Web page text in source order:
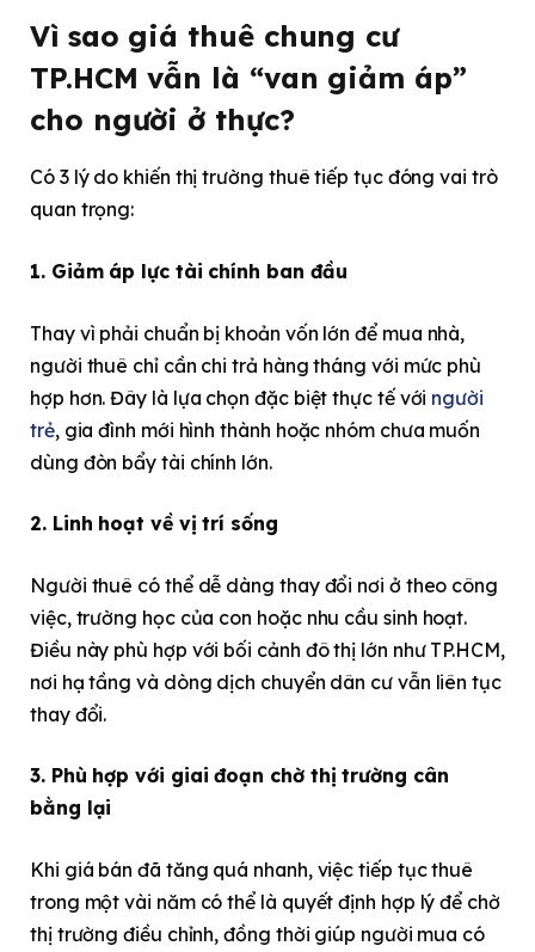
Vì sao giá thuê chung cư
TP.HCM vẫn là “van giảm áp”
cho người ở thực?
Có 3 lý do khiến thị trường thuê tiếp tục đóng vai trò
quan trọng:
1. Giảm áp lực tài chính ban đầu
Thay vì phải chuẩn bị khoản vốn lớn để mua nhà,
người thuê chỉ cần chi trả hàng tháng với mức phù
hợp hơn. Đây là lựa chọn đặc biệt thực tế với người
trẻ, gia đình mới hình thành hoặc nhóm chưa muốn
dùng đòn bẩy tài chính lớn.
2. Linh hoạt về vị trí sống
Người thuê có thể dễ dàng thay đổi nơi ở theo công
việc, trường học của con hoặc nhu cầu sinh hoạt.
Điều này phù hợp với bối cảnh đô thị lớn như TP.HCM,
nơi hạ tầng và dòng dịch chuyển dân cư vẫn liên tục
thay đổi.
3. Phù hợp với giai đoạn chờ thị trường cân
bằng lại
Khi giá bán đã tăng quá nhanh, việc tiếp tục thuê
trong một vài năm có thể là quyết định hợp lý để chờ
thị trường điều chỉnh, đồng thời giúp người mua có